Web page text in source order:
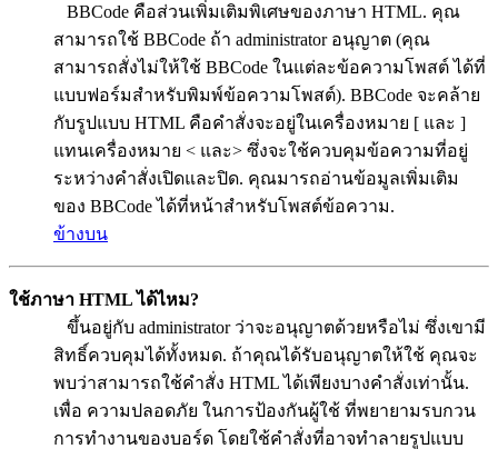
BBCode คือส่วนเพิ่มเติมพิเศษของภาษา HTML. คุณ
สามารถใช้ BBCode ถ้า administrator อนุญาต (คุณ
สามารถสั่งไม่ให้ใช้ BBCode ในแต่ละข้อความโพสต์ ได้ที่
แบบฟอร์มสำหรับพิมพ์ข้อความโพสต์). BBCode จะคล้าย
กับรูปแบบ HTML คือคำสั่งจะอยู่ในเครื่องหมาย [ และ ]
แทนเครื่องหมาย < และ> ซึ่งจะใช้ควบคุมข้อความที่อยู่
ระหว่างคำสั่งเปิดและปิด. คุณมารถอ่านข้อมูลเพิ่มเติม
ของ BBCode ได้ที่หน้าสำหรับโพสต์ข้อความ.
ข้างบน
ใช้ภาษา HTML ได้ไหม?
ขึ้นอยู่กับ administrator ว่าจะอนุญาตด้วยหรือไม่ ซึ่งเขามี
สิทธิ์ควบคุมได้ทั้งหมด. ถ้าคุณได้รับอนุญาตให้ใช้ คุณจะ
พบว่าสามารถใช้คำสั่ง HTML ได้เพียงบางคำสั่งเท่านั้น.
เพื่อ ความปลอดภัย ในการป้องกันผู้ใช้ ที่พยายามรบกวน
การทำงานของบอร์ด โดยใช้คำสั่งที่อาจทำลายรูปแบบ